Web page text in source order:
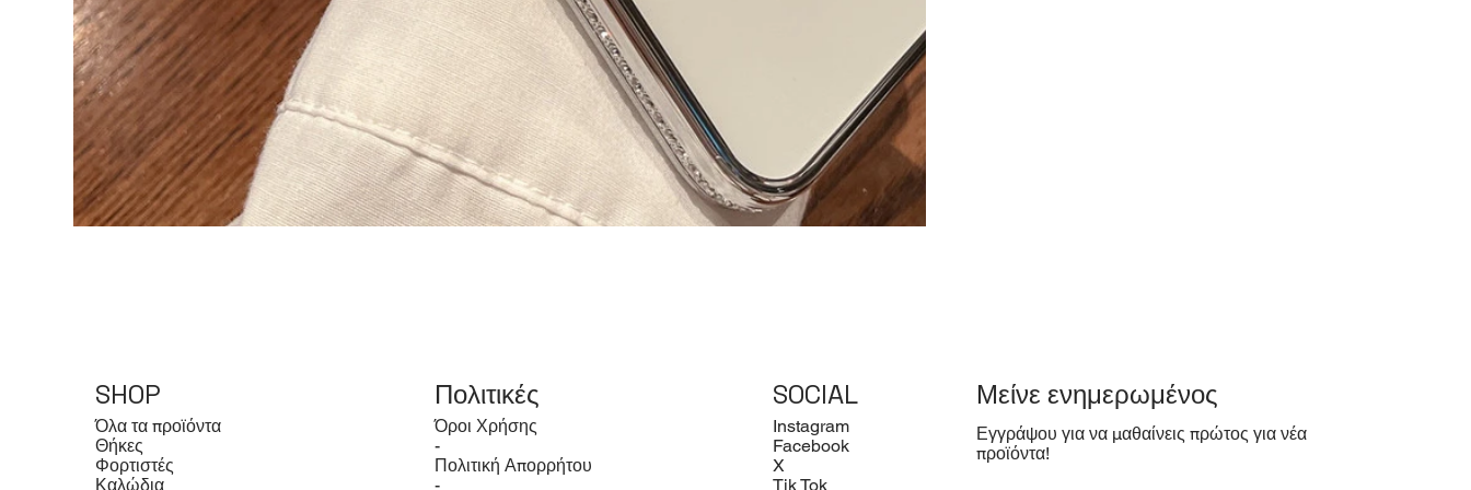
SHOP
Όλα τα προϊόντα
Θήκες
Φορτιστές
Καλώδια
Πολιτικές
Όροι Χρήσης
-
Πολιτική Απορρήτου
-
SOCIAL
Instagram
Facebook
X
Tik Tok
​Μείνε ενημερωμένος
Εγγράψου για να μαθαίνεις πρώτος για νέα
προϊόντα!